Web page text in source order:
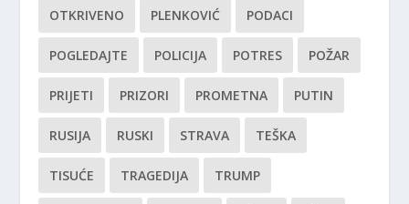
OTKRIVENO PLENKOVIĆ PODACI
POGLEDAJTE POLICIJA POTRES POŽAR
PRIJETI PRIZORI PROMETNA PUTIN
RUSIJA RUSKI STRAVA TEŠKA
TISUĆE TRAGEDIJA TRUMP